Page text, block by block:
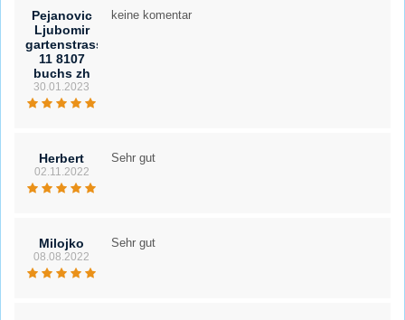
Pejanovic
Ljubomir
gartenstrasse
11 8107
buchs zh
30.01.2023
keine komentar
Herbert
02.11.2022
Sehr gut
Milojko
08.08.2022
Sehr gut